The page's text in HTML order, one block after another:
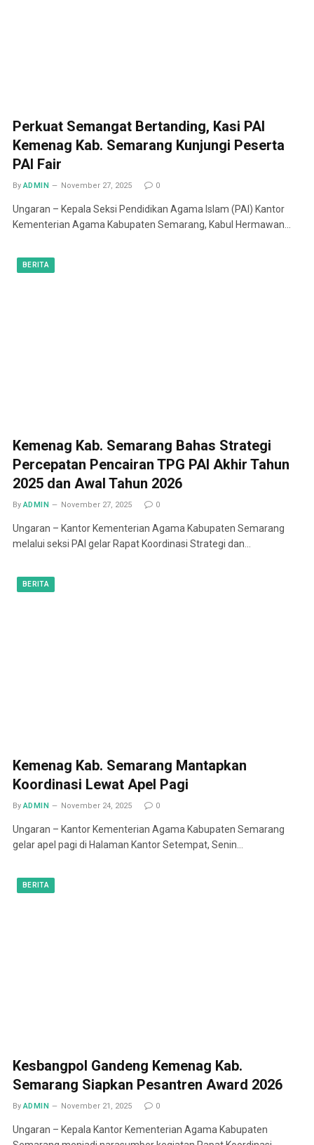
Perkuat Semangat Bertanding, Kasi PAI
Kemenag Kab. Semarang Kunjungi Peserta
PAI Fair
By ADMIN November 27, 2025 0
Ungaran – Kepala Seksi Pendidikan Agama Islam (PAI) Kantor
Kementerian Agama Kabupaten Semarang, Kabul Hermawan…
BERITA
Kemenag Kab. Semarang Bahas Strategi
Percepatan Pencairan TPG PAI Akhir Tahun
2025 dan Awal Tahun 2026
By ADMIN November 27, 2025 0
Ungaran – Kantor Kementerian Agama Kabupaten Semarang
melalui seksi PAI gelar Rapat Koordinasi Strategi dan…
BERITA
Kemenag Kab. Semarang Mantapkan
Koordinasi Lewat Apel Pagi
By ADMIN November 24, 2025 0
Ungaran – Kantor Kementerian Agama Kabupaten Semarang
gelar apel pagi di Halaman Kantor Setempat, Senin…
BERITA
Kesbangpol Gandeng Kemenag Kab.
Semarang Siapkan Pesantren Award 2026
By ADMIN November 21, 2025 0
Ungaran – Kepala Kantor Kementerian Agama Kabupaten